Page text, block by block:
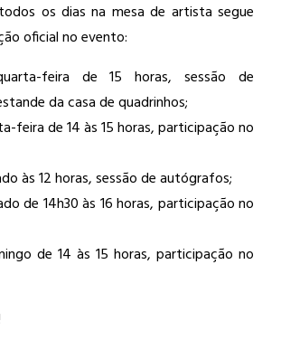
os dias na mesa de artista segue
oficial no evento:
feira de 15 horas, sessão de
da casa de quadrinhos;
feira de 14 às 15 horas, participação no
às 12 horas, sessão de autógrafos;
de 14h30 às 16 horas, participação no
de 14 às 15 horas, participação no